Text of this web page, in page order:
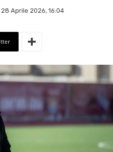
28 Aprile 2026, 16:04